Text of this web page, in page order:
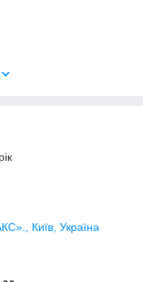
Київ, Україна